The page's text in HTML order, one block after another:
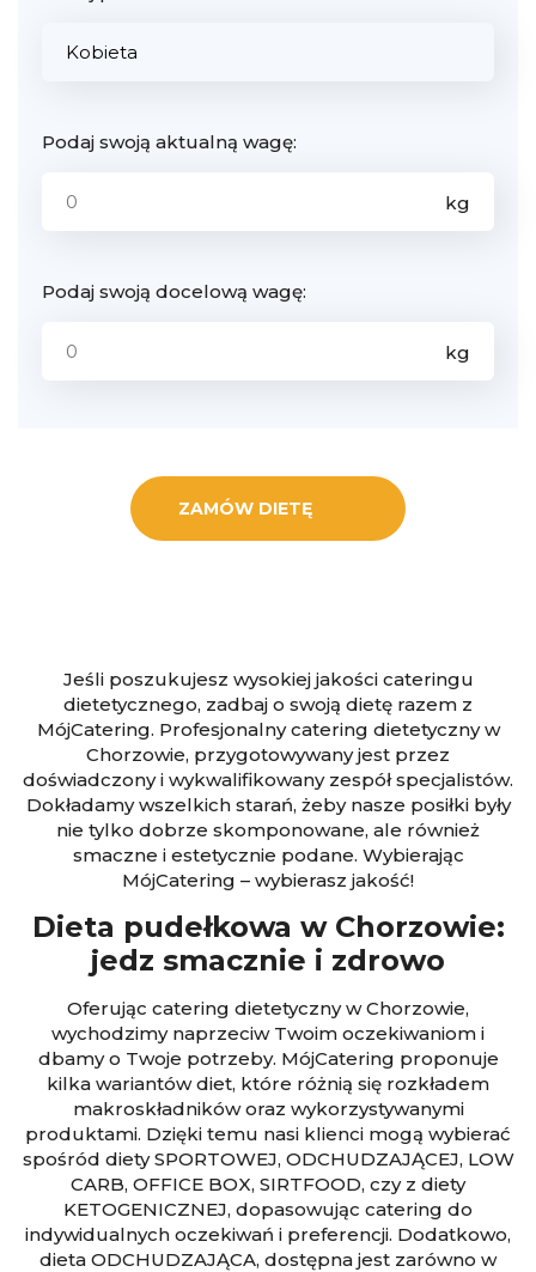
Podaj swoją aktualną wagę:
Podaj swoją docelową wagę:
ZAMÓW DIETĘ
Jeśli poszukujesz wysokiej jakości cateringu
dietetycznego, zadbaj o swoją dietę razem z
MójCatering. Profesjonalny catering dietetyczny w
Chorzowie, przygotowywany jest przez
doświadczony i wykwalifikowany zespół specjalistów.
Dokładamy wszelkich starań, żeby nasze posiłki były
nie tylko dobrze skomponowane, ale również
smaczne i estetycznie podane. Wybierając
MójCatering – wybierasz jakość!
Dieta pudełkowa w Chorzowie:
jedz smacznie i zdrowo
Oferując catering dietetyczny w Chorzowie,
wychodzimy naprzeciw Twoim oczekiwaniom i
dbamy o Twoje potrzeby. MójCatering proponuje
kilka wariantów diet, które różnią się rozkładem
makroskładników oraz wykorzystywanymi
produktami. Dzięki temu nasi klienci mogą wybierać
spośród diety SPORTOWEJ, ODCHUDZAJĄCEJ, LOW
CARB, OFFICE BOX, SIRTFOOD, czy z diety
KETOGENICZNEJ, dopasowując catering do
indywidualnych oczekiwań i preferencji. Dodatkowo,
dieta ODCHUDZAJĄCA, dostępna jest zarówno w